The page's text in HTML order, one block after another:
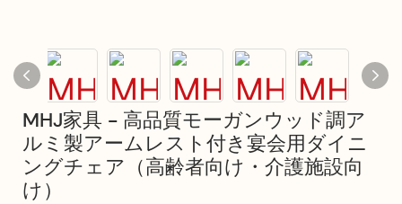
MHJ家具 - 高品質モーガンウッド調ア
ルミ製アームレスト付き宴会用ダイニ
ングチェア（高齢者向け・介護施設向
け）